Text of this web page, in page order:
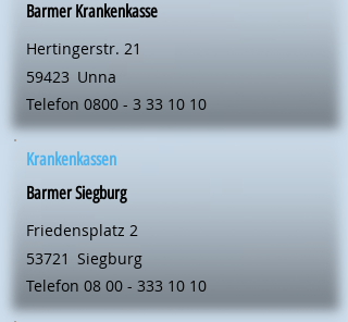
Barmer Krankenkasse
Hertingerstr. 21
59423 Unna
Telefon 0800 - 3 33 10 10
Krankenkassen
Barmer Siegburg
Friedensplatz 2
53721 Siegburg
Telefon 08 00 - 333 10 10